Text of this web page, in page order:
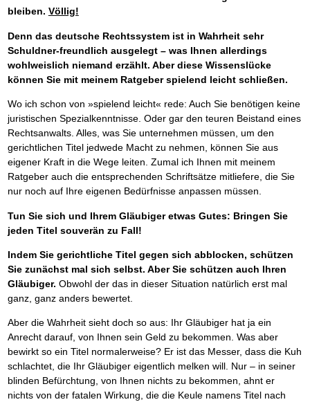
bleiben. Völlig!
Denn das deutsche Rechtssystem ist in Wahrheit sehr
Schuldner-freundlich ausgelegt – was Ihnen allerdings
wohlweislich niemand erzählt. Aber diese Wissenslücke
können Sie mit meinem Ratgeber spielend leicht schließen.
Wo ich schon von »spielend leicht« rede: Auch Sie benötigen keine
juristischen Spezialkenntnisse. Oder gar den teuren Beistand eines
Rechtsanwalts. Alles, was Sie unternehmen müssen, um den
gerichtlichen Titel jedwede Macht zu nehmen, können Sie aus
eigener Kraft in die Wege leiten. Zumal ich Ihnen mit meinem
Ratgeber auch die entsprechenden Schriftsätze mitliefere, die Sie
nur noch auf Ihre eigenen Bedürfnisse anpassen müssen.
Tun Sie sich und Ihrem Gläubiger etwas Gutes: Bringen Sie
jeden Titel souverän zu Fall!
Indem Sie gerichtliche Titel gegen sich abblocken, schützen
Sie zunächst mal sich selbst. Aber Sie schützen auch Ihren
Gläubiger. Obwohl der das in dieser Situation natürlich erst mal
ganz, ganz anders bewertet.
Aber die Wahrheit sieht doch so aus: Ihr Gläubiger hat ja ein
Anrecht darauf, von Ihnen sein Geld zu bekommen. Was aber
bewirkt so ein Titel normalerweise? Er ist das Messer, dass die Kuh
schlachtet, die Ihr Gläubiger eigentlich melken will. Nur – in seiner
blinden Befürchtung, von Ihnen nichts zu bekommen, ahnt er
nichts von der fatalen Wirkung, die die Keule namens Titel nach